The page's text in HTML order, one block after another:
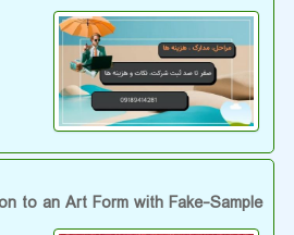
to an Art Form with Fake-Sample